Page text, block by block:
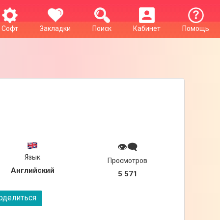
Помощь
Кабинет
Поиск
Закладки
Софт
Язык
Английский
👁‍🗨
Просмотров
5 571